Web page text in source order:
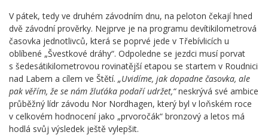
V pátek, tedy ve druhém závodním dnu, na peloton čekají hned
dvě závodní prověrky. Nejprve je na programu devítikilometrová
časovka jednotlivců, která se poprvé jede v Třebívlicích u
oblíbené „Švestkové dráhy“. Odpoledne se jezdci musí porvat
s šedesátikilometrovou rovinatější etapou se startem v Roudnici
nad Labem a cílem ve Štětí. „Uvidíme, jak dopadne časovka, ale
pak věřím, že se nám žluťáka podaří udržet,“neskrývá své ambice
průběžný lídr závodu Nor Nordhagen, který byl v loňském roce
v celkovém hodnocení jako „prvoročák“ bronzový a letos má
hodlá svůj výsledek ještě vylepšit.